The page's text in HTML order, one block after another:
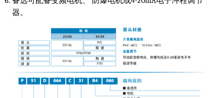
器。